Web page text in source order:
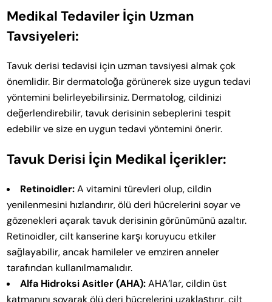
Medikal Tedaviler İçin Uzman
Tavsiyeleri:
Tavuk derisi tedavisi için uzman tavsiyesi almak çok
önemlidir. Bir dermatoloğa görünerek size uygun tedavi
yöntemini belirleyebilirsiniz. Dermatolog, cildinizi
değerlendirebilir, tavuk derisinin sebeplerini tespit
edebilir ve size en uygun tedavi yöntemini önerir.
Tavuk Derisi İçin Medikal İçerikler:
Retinoidler:A vitamini türevleri olup, cildin
yenilenmesini hızlandırır, ölü deri hücrelerini soyar ve
gözenekleri açarak tavuk derisinin görünümünü azaltır.
Retinoidler, cilt kanserine karşı koruyucu etkiler
sağlayabilir, ancak hamileler ve emziren anneler
tarafından kullanılmamalıdır.
Alfa Hidroksi Asitler (AHA):AHA’lar, cildin üst
katmanını soyarak ölü deri hücrelerini uzaklaştırır, cilt